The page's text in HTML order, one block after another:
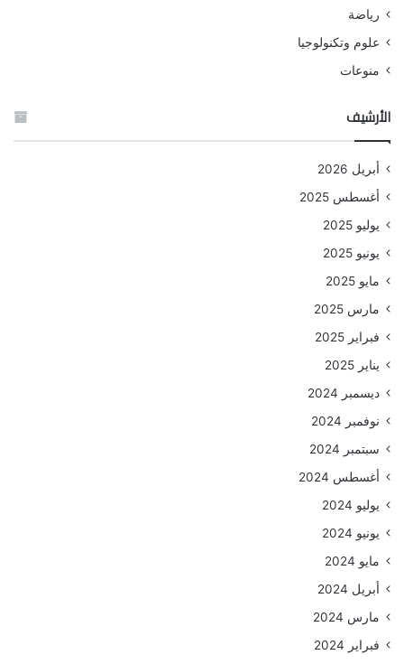
رياضة
علوم وتكنولوجيا
منوعات
الأرشيف
أبريل 2026
أغسطس 2025
يوليو 2025
يونيو 2025
مايو 2025
مارس 2025
فبراير 2025
يناير 2025
ديسمبر 2024
نوفمبر 2024
سبتمبر 2024
أغسطس 2024
يوليو 2024
يونيو 2024
مايو 2024
أبريل 2024
مارس 2024
فبراير 2024